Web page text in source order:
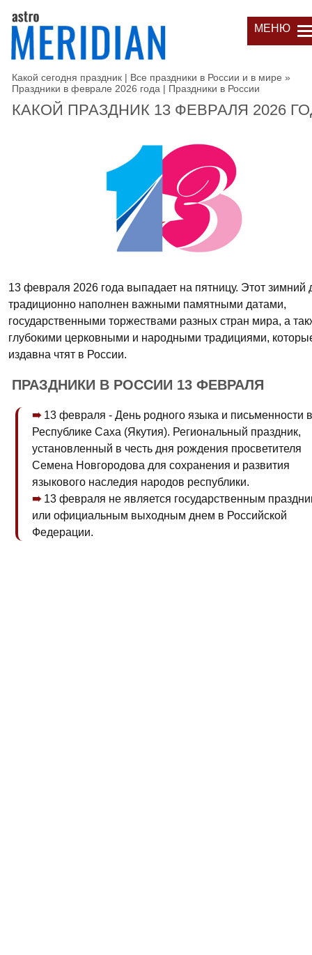
МЕНЮ
Какой сегодня праздник | Все праздники в России и в мире »
Праздники в феврале 2026 года | Праздники в России
КАКОЙ ПРАЗДНИК 13 ФЕВРАЛЯ 2026
13 февраля 2026 года выпадает на пятницу. Этот зимний
традиционно наполнен важными памятными датами,
государственными торжествами разных стран мира, а
глубокими церковными и народными традициями,
издавна чтят в России.
ПРАЗДНИКИ В РОССИИ 13 ФЕВРАЛЯ
13 февраля - День родного языка и письменности в
Республике Саха (Якутия). Региональный праздник,
установленный в честь дня рождения просветителя
Семена Новгородова для сохранения и развития
языкового наследия народов республики.
13 февраля не является государственным
или официальным выходным днем в Российской
Федерации.